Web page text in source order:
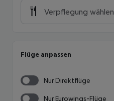
Verpflegung wählen
Flüge anpassen
Nur Direktflüge
Nur Eurowings-Flüge